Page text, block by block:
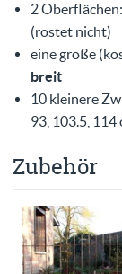
2 Oberflächen:
(rostet nicht)
eine große
breit
10 kleinere
93, 103.5,
Zubehör